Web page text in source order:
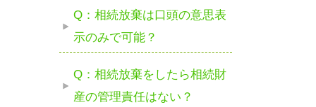
Q：相続放棄は口頭の意思表
示のみで可能？
Q：相続放棄をしたら相続財
産の管理責任はない？